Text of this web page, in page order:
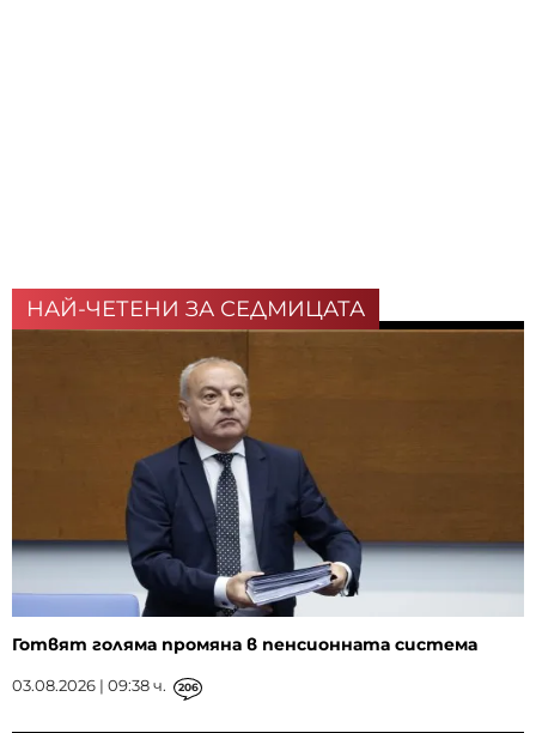
НАЙ-ЧЕТЕНИ ЗА СЕДМИЦАТА
Готвят голяма промяна в пенсионната система
03.08.2026 | 09:38 ч. 206